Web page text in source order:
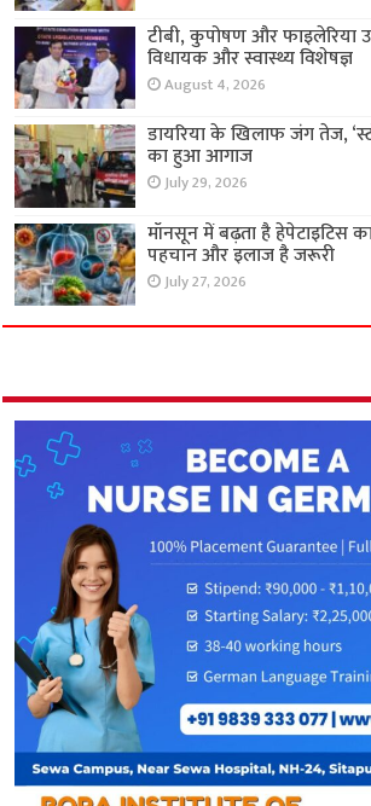
टीबी, कुपोषण और
विधायक और स्वास्थ्य विशेषज्ञ
August 4, 2026
डायरिया के खिलाफ जंग तेज,
का हुआ आगाज
July 29, 2026
मॉनसून में बढ़ता है हेपेटाइटिस
पहचान और इलाज है जरूरी
July 27, 2026